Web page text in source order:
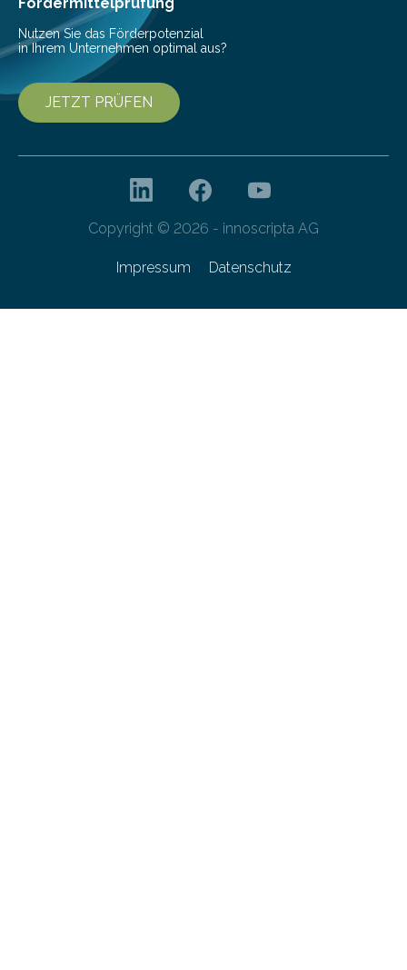
Fördermittelprüfung
Nutzen Sie das Förderpotenzial
in Ihrem Unternehmen optimal aus?
JETZT PRÜFEN
Copyright © 2026 - innoscripta AG
Impressum Datenschutz